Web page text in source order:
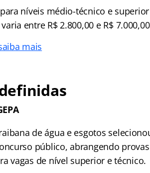
níveis médio-técnico e
entre R$ 2.800,00 e R$
mais
de água e esgotos
público, abrangendo
vagas de nível superior e técnico.